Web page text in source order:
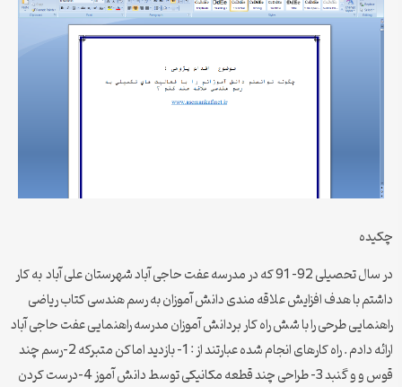
چکيده
در سال تحصیلی 92- 91 كه در مدرسه عفت حاجی آباد شهرستان علی آباد به كار
داشتم با هدف افزایش علاقه مندی دانش آموزان به رسم هندسی کتاب ریاضی
راهنمایی طرحی را با شش راه كار بردانش آموزان مدرسه راهنمایی عفت حاجی آباد
ارائه دادم . راه کارهای انجام شده عبارتند از : 1- بازدید اماکن متبرکه 2-رسم چند
قوس و و گنبد 3- طراحی چند قطعه مکانیکی توسط دانش آموز 4-درست کردن